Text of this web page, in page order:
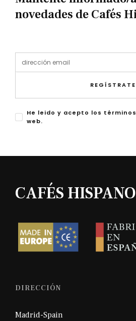
novedades de Cafés
REGÍSTRATE
He leido y acepto los
web.
CAFÉS HISPANO
DIRECCIÓN
Madrid-Spain